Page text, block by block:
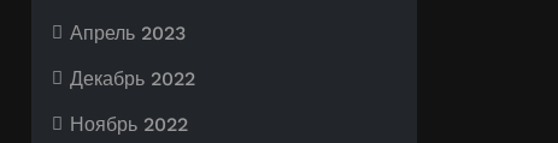
Апрель 2023
Декабрь 2022
Ноябрь 2022